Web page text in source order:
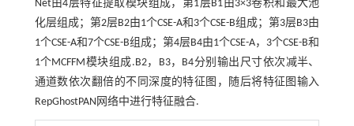
Net由4层特征提取模块组成，第1层B1由3×3卷积和最大池
化层组成；第2层B2由1个CSE-A和3个CSE-B组成；第3层B3由
1个CSE-A和7个CSE-B组成；第4层B4由1个CSE-A，3个CSE-B和
1个MCFFM模块组成.B2，B3，B4分别输出尺寸依次减半、
通道数依次翻倍的不同深度的特征图，随后将特征图输入
RepGhostPAN网络中进行特征融合.